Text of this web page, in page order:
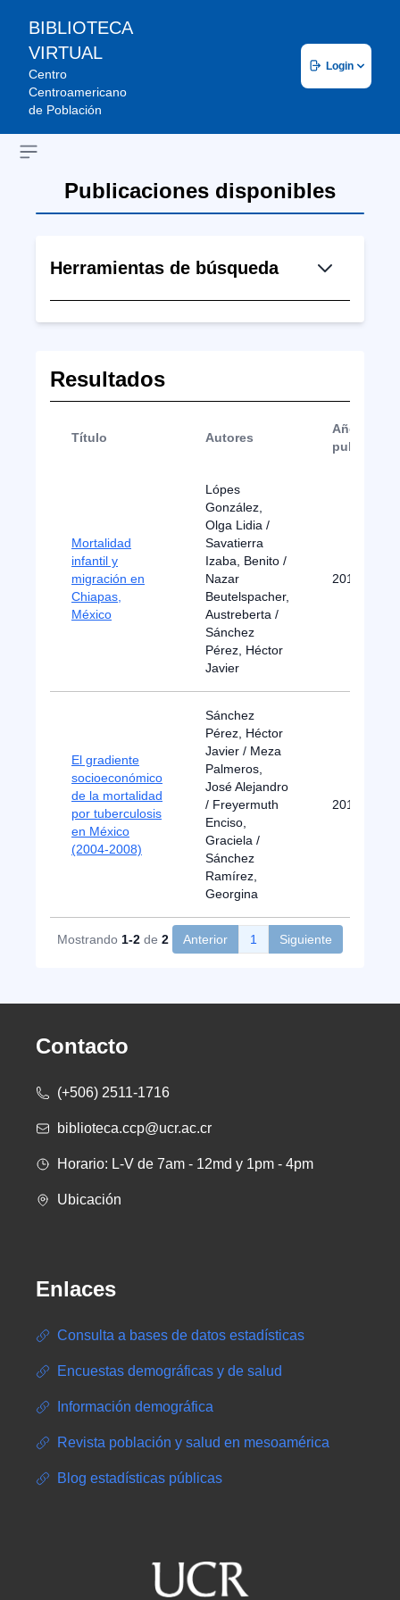
BIBLIOTECA
VIRTUAL
Centro
Centroamericano
de Población
Login
Open sidebar
Publicaciones disponibles
Herramientas de búsqueda
Resultados
Título Autores
Año de
Mortalidad
infantil y
migración en
Chiapas,
México
Lópes
González,
Olga Lidia /
Savatierra
Izaba, Benito /
Nazar
Beutelspacher,
Austreberta /
Sánchez
Pérez, Héctor
Javier
2010
El gradiente
socioeconómico
de la mortalidad
por tuberculosis
en México
(2004-2008)
Sánchez
Pérez, Héctor
Javier / Meza
Palmeros,
José Alejandro
/ Freyermuth
Enciso,
Graciela /
Sánchez
Ramírez,
Georgina
2013
Mostrando 1-2 de 2 Anterior 1 Siguiente
Contacto
(+506) 2511-1716
biblioteca.ccp@ucr.ac.cr
Horario: L-V de 7am - 12md y 1pm - 4pm
Ubicación
Enlaces
Consulta a bases de datos estadísticas
Encuestas demográficas y de salud
Información demográfica
Revista población y salud en mesoamérica
Blog estadísticas públicas